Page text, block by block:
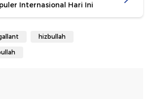
Internasional Hari Ini
hizbullah